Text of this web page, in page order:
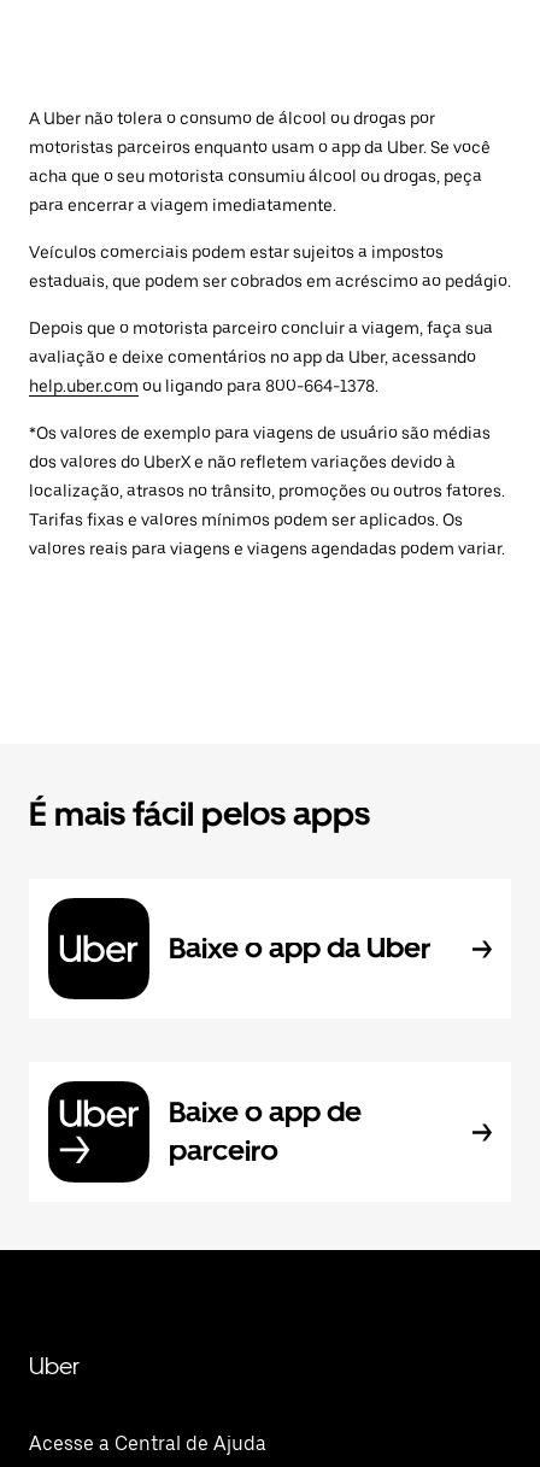
A Uber não tolera o consumo de álcool ou drogas por
motoristas parceiros enquanto usam o app da Uber. Se você
acha que o seu motorista consumiu álcool ou drogas, peça
para encerrar a viagem imediatamente.
Veículos comerciais podem estar sujeitos a impostos
estaduais, que podem ser cobrados em acréscimo ao pedágio.
Depois que o motorista parceiro concluir a viagem, faça sua
avaliação e deixe comentários no app da Uber, acessando
help.uber.com ou ligando para 800-664-1378.
*Os valores de exemplo para viagens de usuário são médias
dos valores do UberX e não refletem variações devido à
localização, atrasos no trânsito, promoções ou outros fatores.
Tarifas fixas e valores mínimos podem ser aplicados. Os
valores reais para viagens e viagens agendadas podem variar.
É mais fácil pelos apps
Baixe o app da Uber
Baixe o app de
parceiro
Uber
Acesse a Central de Ajuda